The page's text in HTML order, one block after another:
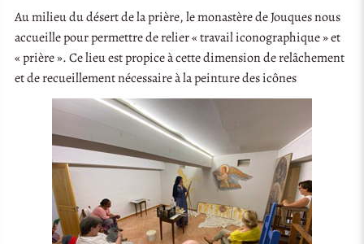
Au milieu du désert de la prière, le monastère de Jouques nous
accueille pour permettre de relier « travail iconographique » et
« prière ». Ce lieu est propice à cette dimension de relâchement
et de recueillement nécessaire à la peinture des icônes